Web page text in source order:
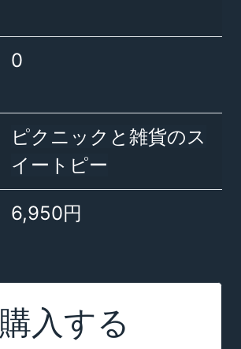
0
ピクニックと雑貨のス
イートピー
6,950円
購入する